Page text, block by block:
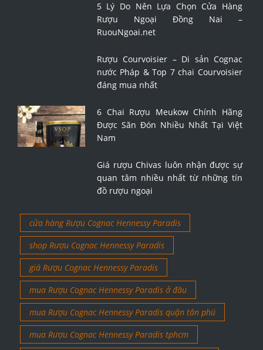
5 Lý Do Nên Lựa Chọn Cửa Hàng
Rượu Ngoại Đồng Nai –
RuouNgoai.net
Rượu Courvoisier – Di sản Cognac
nước Pháp & Top 7 chai Courvoisier
đáng mua nhất
6 Chai Rượu Meukow Chính Hãng
Được Săn Đón Nhiều Nhất Tại Việt
Nam
Giá rượu Chivas luôn nhận được sự
quan tâm nhiều nhất từ những tín
đồ rượu ngoại
cửa hàng Rượu Cognac Hennessy Paradis
shop Rượu Cognac Hennessy Paradis
giá Rượu Cognac Hennessy Paradis
mua Rượu Cognac Hennessy Paradis ở đâu
mua Rượu Cognac Hennessy Paradis quận tân phú
mua Rượu Cognac Hennessy Paradis tphcm